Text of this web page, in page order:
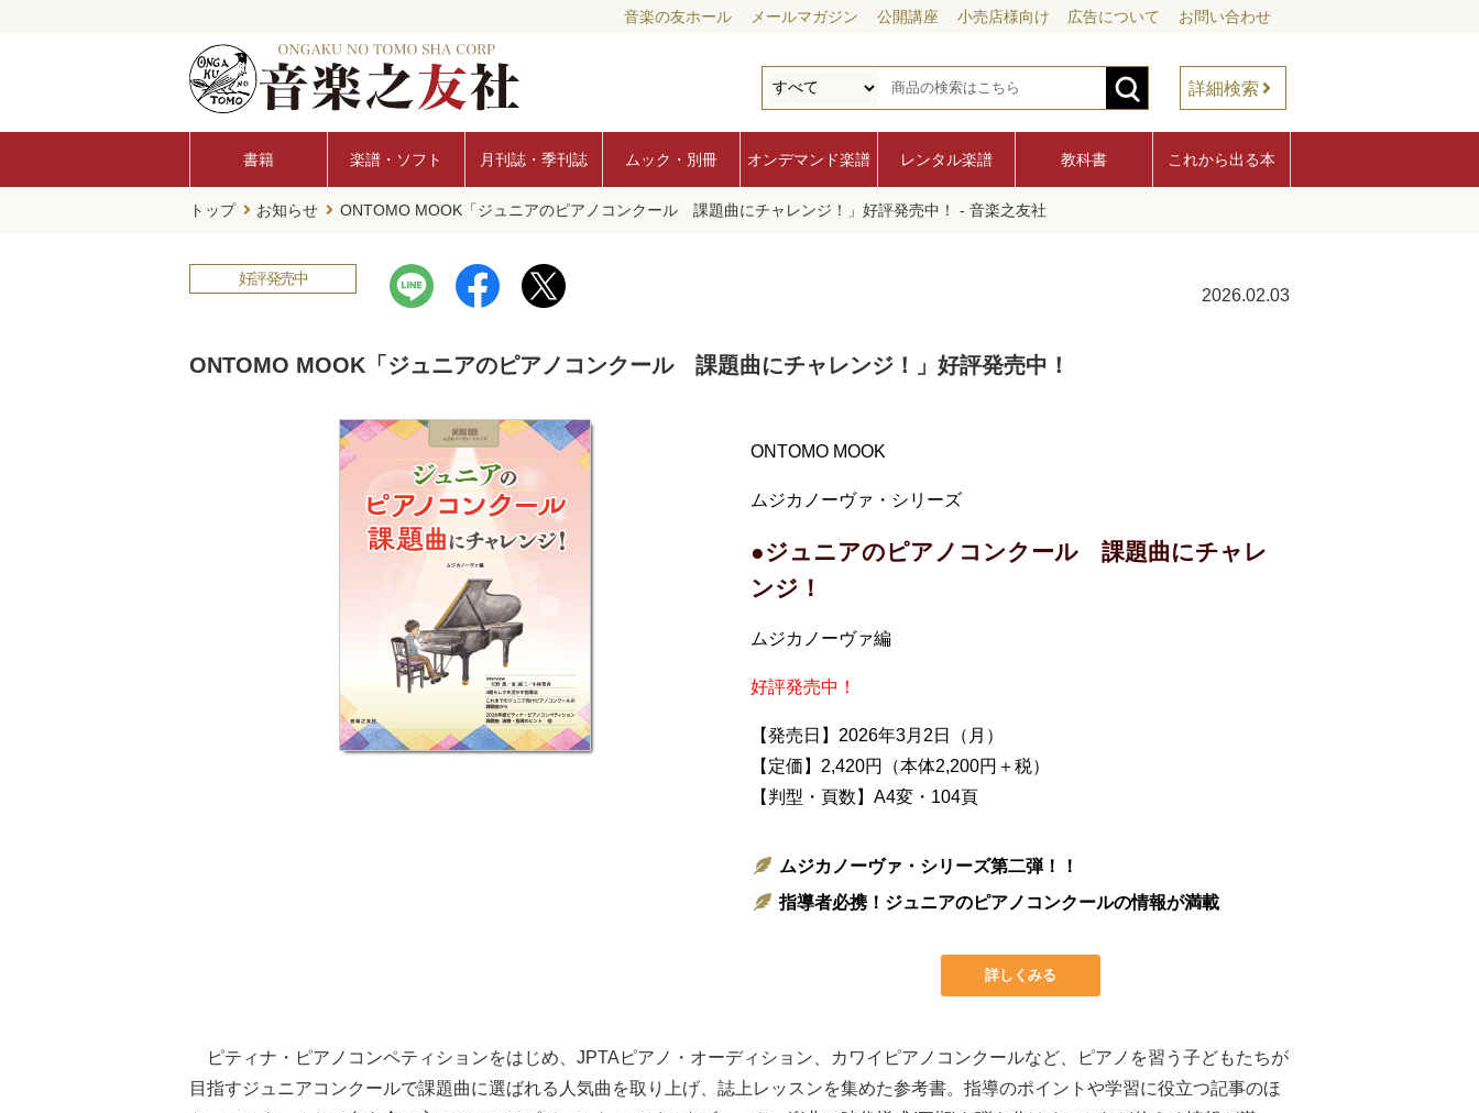
音楽の友ホール メールマガジン 公開講座 小売店様向け 広告について お問い合わせ
詳細検索
書籍 楽譜・ソフト 月刊誌・季刊誌 ムック・別冊 オンデマンド楽譜 レンタル楽譜 教科書 これから出る本
トップ お知らせ ONTOMO MOOK「ジュニアのピアノコンクール 課題曲にチャレンジ！」好評発売中！ - 音楽之友社
好評発売中
2026.02.03
ONTOMO MOOK「ジュニアのピアノコンクール 課題曲にチャレンジ！」好評発売中！
ONTOMO MOOK
ムジカノーヴァ・シリーズ
●ジュニアのピアノコンクール 課題曲にチャレ
ンジ！
ムジカノーヴァ編
好評発売中！
【発売日】2026年3月2日（月）
【定価】2,420円（本体2,200円＋税）
【判型・頁数】A4変・104頁
ムジカノーヴァ・シリーズ第二弾！！
指導者必携！ジュニアのピアノコンクールの情報が満載
詳しくみる
ピティナ・ピアノコンペティションをはじめ、JPTAピアノ・オーディション、カワイピアノコンクールなど、ピアノを習う子どもたちが
目指すジュニアコンクールで課題曲に選ばれる人気曲を取り上げ、誌上レッスンを集めた参考書。指導のポイントや学習に役立つ記事のほ